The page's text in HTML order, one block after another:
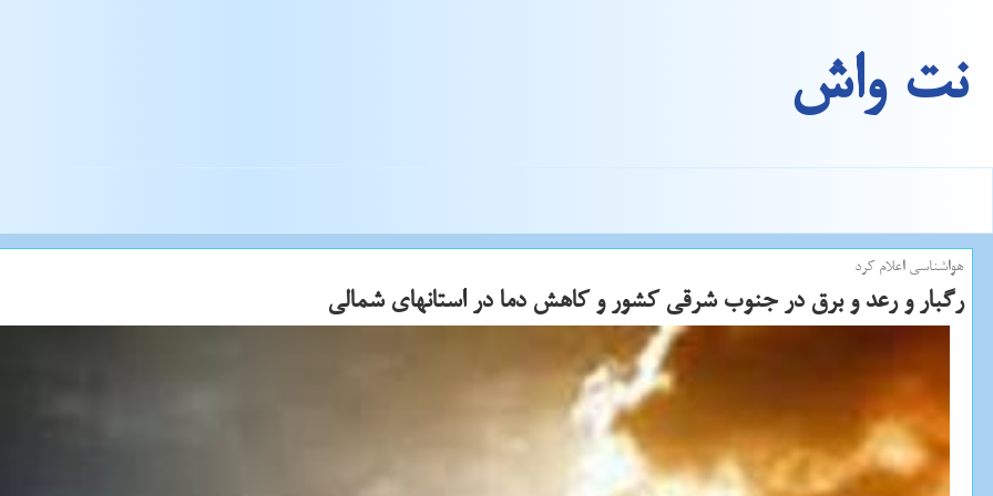
نت واش
هواشناسی اعلام كرد
رگبار و رعد و برق در جنوب شرقی كشور و كاهش دما در استانهای شمالی